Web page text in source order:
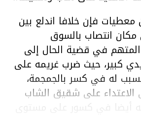
فإن خلافا اندلع بين
مكان انتصاب بالسوق
المتهم في قضية الحال إلى
كبير، حيث ضرب غريمه على
له في كسر بالجمجمة،
الاعتداء على شقيق الشاب
له أيضا في كسور على مستوى